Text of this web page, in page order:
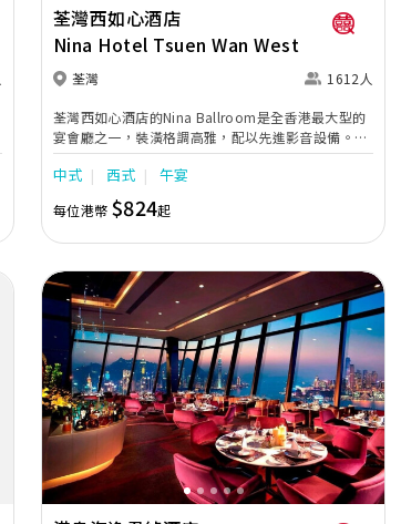
荃灣西如心酒店
Nina Hotel Tsuen Wan West
荃灣 1612人
荃灣西如心酒店的Nina Ballroom是全香港最大型的
宴會廳之一，裝潢格調高雅，配以先進影音設備。場
地可筵開逾百圍盛宴，亦可按需求分為3個小型宴會
廳，滿足各類型婚宴的需求。同時，位於酒店 41 樓
的天空酒廊 (Sky Lounge) 提供一覽無遺的美景，為
中小型溫馨宴會的不二之選。 酒店另設有3間極致高
雅的新娘房，為新娘提供私密及寬敞的空間，迎接大
程，鄰近多個大型購物商場，位置優越。無論舉行任
何慶典或活動，都能締造真摰動人時刻。
中式 西式 午宴
每位港幣 $824起
Previous Next